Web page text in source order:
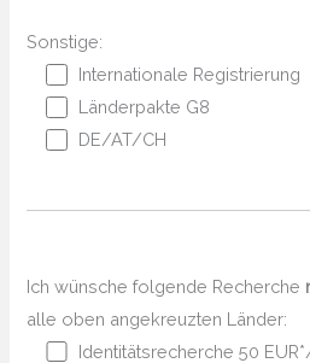
Sonstige:
Internationale Registrierung
Länderpakte G8
DE/AT/CH
Ich wünsche folgende Recherche
alle oben angekreuzten Länder:
Identitätsrecherche 50